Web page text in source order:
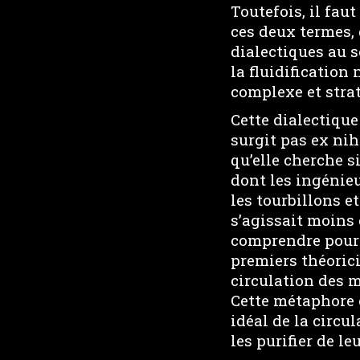
Toutefois, il
ces deux
dialectiques au
la fluidification
complexe et
Cette
surgit pas ex
qu’elle cherche
dont les
les tourbillons
s’agissait
comprendre
premiers
circulation des
Cette
idéal de la
les purifier de